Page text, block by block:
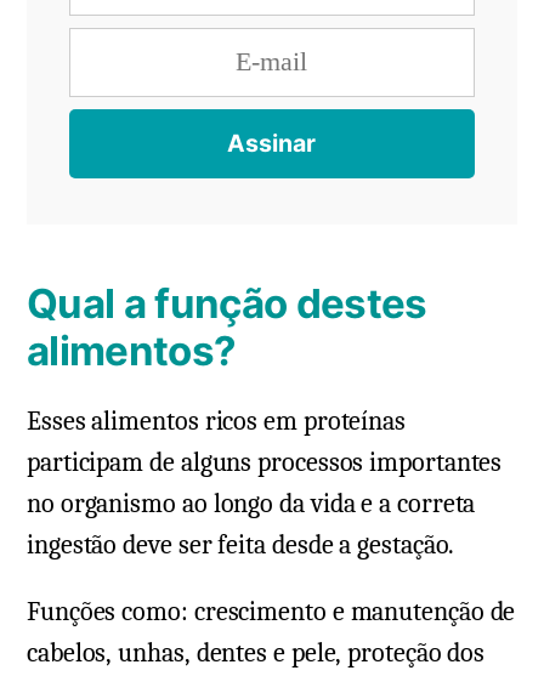
Qual a função destes
alimentos?
Esses alimentos ricos em proteínas
participam de alguns processos importantes
no organismo ao longo da vida e a correta
ingestão deve ser feita desde a gestação.
Funções como: crescimento e manutenção de
cabelos, unhas, dentes e pele, proteção dos